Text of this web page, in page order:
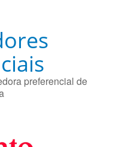
preferencial de